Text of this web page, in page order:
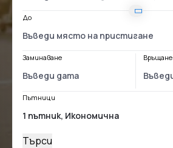
До
Заминаване Връщане
Пътници
Търси